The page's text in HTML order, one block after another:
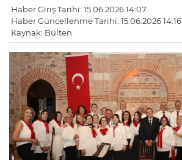
Haber Giriş Tarihi: 15.06.2026 14:07
Haber Güncellenme Tarihi: 15.06.2026 14:16
Kaynak: Bülten